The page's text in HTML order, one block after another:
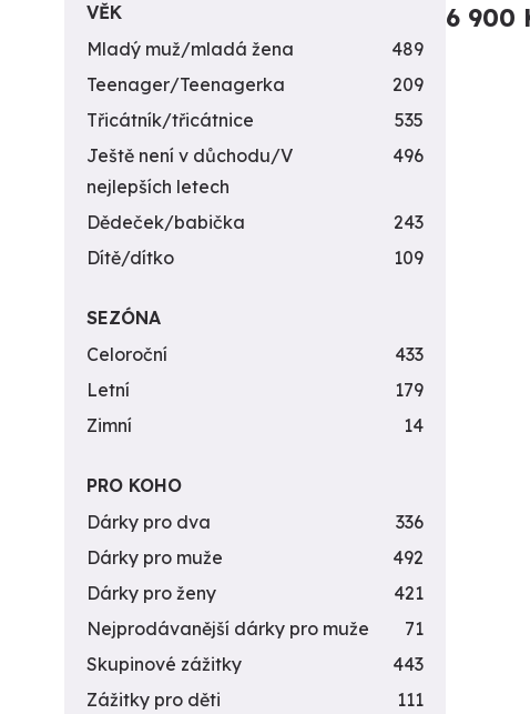
6 900
VĚK
Mladý muž/mladá žena
489
Teenager/Teenagerka
209
Třicátník/třicátnice
535
Ještě není v důchodu/V
nejlepších letech
496
Dědeček/babička
243
Dítě/dítko
109
SEZÓNA
Celoroční
433
Letní
179
Zimní
14
PRO KOHO
Dárky pro dva
336
Dárky pro muže
492
Dárky pro ženy
421
Nejprodávanější dárky pro muže
71
Skupinové zážitky
443
Zážitky pro děti
111